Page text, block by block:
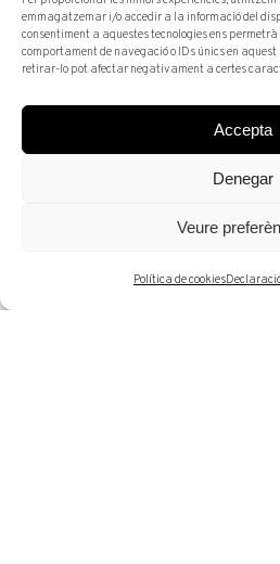
emmagatzemar i/o accedir a la informació del
consentiment a aquestes tecnologies ens
comportament de navegació o IDs únics en aquest
retirar-lo pot afectar negativament a certes
Accepta
Denegar
Veure
Política de cookies
sobre les propietats físiques
relació amb l'abstracció